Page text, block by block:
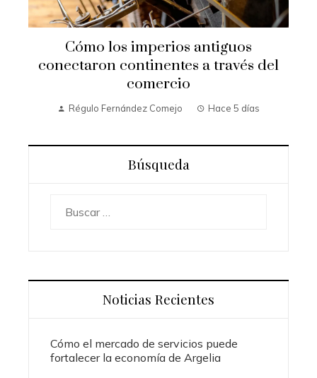
Cómo los imperios antiguos
conectaron continentes a través del
comercio
Régulo Fernández Comejo Hace 5 días
Búsqueda
Noticias Recientes
Cómo el mercado de servicios puede
fortalecer la economía de Argelia